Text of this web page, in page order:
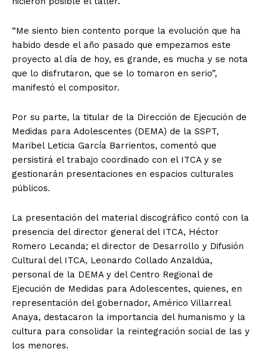
“Me siento bien contento porque la evolución que ha
habido desde el año pasado que empezamos este
proyecto al día de hoy, es grande, es mucha y se nota
que lo disfrutaron, que se lo tomaron en serio”,
manifestó el compositor.
Por su parte, la titular de la Dirección de Ejecución de
Medidas para Adolescentes (DEMA) de la SSPT,
Maribel Leticia García Barrientos, comentó que
persistirá el trabajo coordinado con el ITCA y se
gestionarán presentaciones en espacios culturales
públicos.
La presentación del material discográfico contó con la
presencia del director general del ITCA, Héctor
Romero Lecanda; el director de Desarrollo y Difusión
Cultural del ITCA, Leonardo Collado Anzaldúa,
personal de la DEMA y del Centro Regional de
Ejecución de Medidas para Adolescentes, quienes, en
representación del gobernador, Américo Villarreal
Anaya, destacaron la importancia del humanismo y la
cultura para consolidar la reintegración social de las y
los menores.